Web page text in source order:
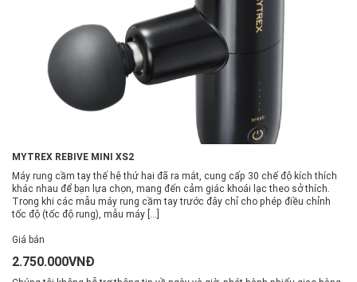
MYTREX REBIVE MINI XS2
Máy rung cầm tay thế hệ thứ hai đã ra mắt, cung cấp 30 chế độ kích thích
khác nhau để bạn lựa chọn, mang đến cảm giác khoái lạc theo sở thích.
Trong khi các mẫu máy rung cầm tay trước đây chỉ cho phép điều chỉnh
tốc độ (tốc độ rung), mẫu máy […]
Giá bán
2.750.000VNĐ